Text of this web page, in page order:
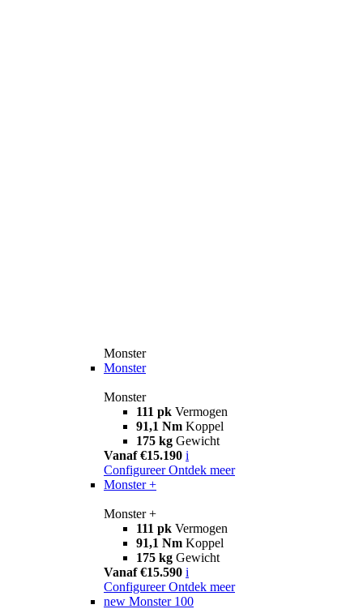
Monster
Monster
Monster
111 pk Vermogen
91,1 Nm Koppel
175 kg Gewicht
Vanaf €15.190 i
Configureer Ontdek meer
Monster +
Monster +
111 pk Vermogen
91,1 Nm Koppel
175 kg Gewicht
Vanaf €15.590 i
Configureer Ontdek meer
new Monster 100